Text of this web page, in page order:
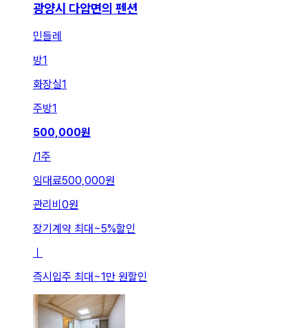
광양시 다압면의 펜션
민들레
방1
화장실1
주방1
500,000원
/1주
임대료500,000원
관리비 0원
장기계약 최대~5%할인
ㅣ
즉시입주 최대~1만 원할인